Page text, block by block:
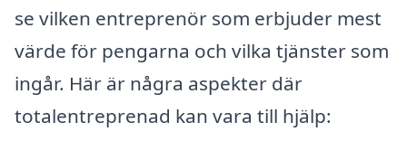
se vilken entreprenör som erbjuder mest
värde för pengarna och vilka tjänster som
ingår. Här är några aspekter där
totalentreprenad kan vara till hjälp: